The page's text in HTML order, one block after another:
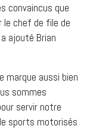
convaincus que
le chef de file de
ajouté Brian
marque aussi bien
sommes
servir notre
sports motorisés